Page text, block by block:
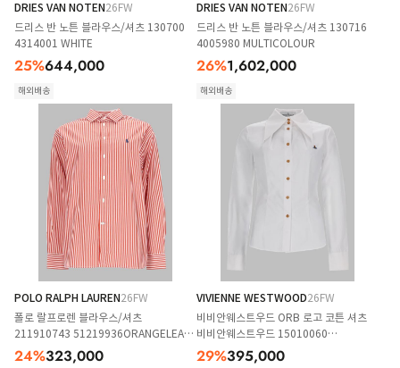
DRIES VAN NOTEN26FW
드리스 반 노튼 블라우스/셔츠 130700
4314001 WHITE
25%644,000
해외배송
DRIES VAN NOTEN26FW
드리스 반 노튼 블라우스/셔츠 130716
4005980 MULTICOLOUR
26%1,602,000
해외배송
POLO RALPH LAUREN26FW
폴로 랄프로렌 블라우스/셔츠
211910743 51219936ORANGELEAF
WHITE
24%323,000
VIVIENNE WESTWOOD26FW
비비안웨스트우드 ORB 로고 코튼 셔츠
비비안웨스트우드 15010060
W009QA401 WHITE
29%395,000